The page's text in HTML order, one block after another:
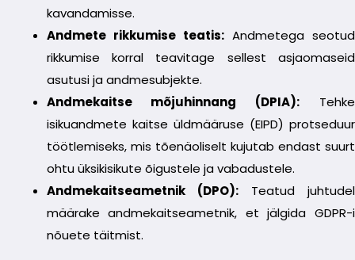
kavandamisse.
Andmete rikkumise teatis:Andmetega seotud
rikkumise korral teavitage sellest asjaomaseid
asutusi ja andmesubjekte.
Andmekaitse mõjuhinnang (DPIA): Tehke
isikuandmete kaitse üldmääruse (EIPD) protseduur
töötlemiseks, mis tõenäoliselt kujutab endast suurt
ohtu üksikisikute õigustele ja vabadustele.
Andmekaitseametnik (DPO):Teatud juhtudel
määrake andmekaitseametnik, et jälgida GDPR-i
nõuete täitmist.